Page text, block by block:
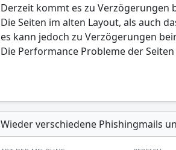
Derzeit kommt es zu Verzögerungen
Die Seiten im alten Layout, als auch
es kann jedoch zu Verzögerungen
Die Performance Probleme der
Wieder verschiedene Phishingmails